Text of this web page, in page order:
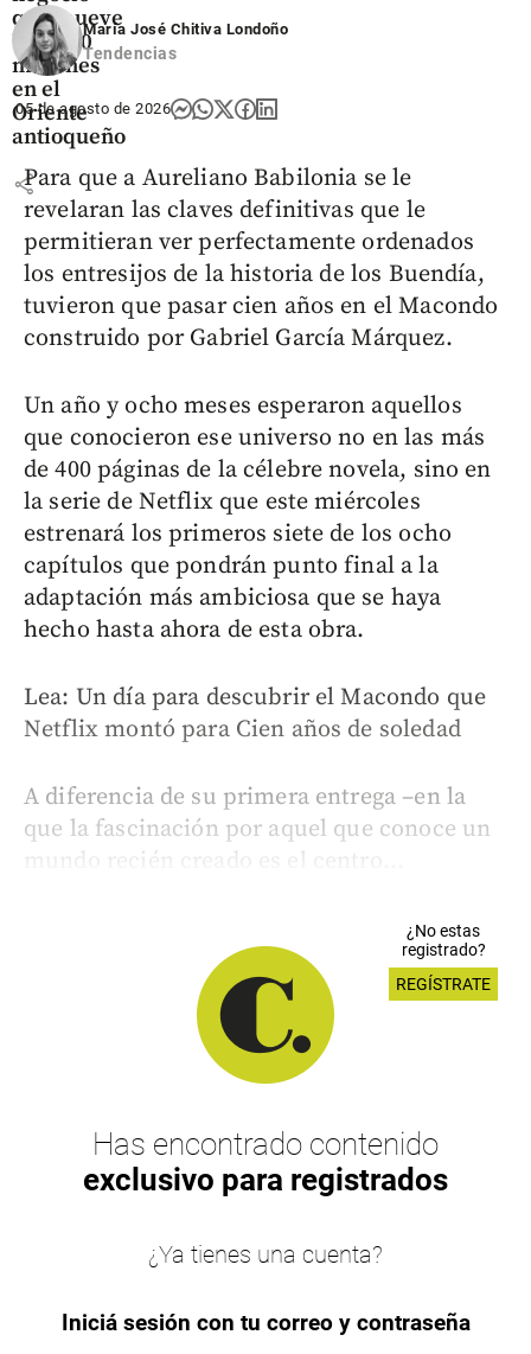
que mueve
US$ 380
millones
en el
Oriente
antioqueño
share
María José Chitiva Londoño
Tendencias
05 de agosto de 2026
Para que a Aureliano Babilonia se le
revelaran las claves definitivas que le
permitieran ver perfectamente ordenados
los entresijos de la historia de los Buendía,
tuvieron que pasar cien años en el Macondo
construido por Gabriel García Márquez.
Un año y ocho meses esperaron aquellos
que conocieron ese universo no en las más
de 400 páginas de la célebre novela, sino en
la serie de Netflix que este miércoles
estrenará los primeros siete de los ocho
capítulos que pondrán punto final a la
adaptación más ambiciosa que se haya
hecho hasta ahora de esta obra.
Lea: Un día para descubrir el Macondo que
Netflix montó para Cien años de soledad
A diferencia de su primera entrega –en la
que la fascinación por aquel que conoce un
mundo recién creado es el centro...
¿No estas
registrado?
REGÍSTRATE
Has encontrado contenido
exclusivo para registrados
¿Ya tienes una cuenta?
Iniciá sesión con tu correo y contraseña